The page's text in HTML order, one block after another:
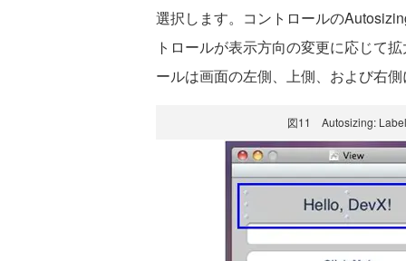
選択します。コントロールの
トロールが表示方向の変更に応じて
ールは画面の左側、上側、および右
図11 Autosizing: Label